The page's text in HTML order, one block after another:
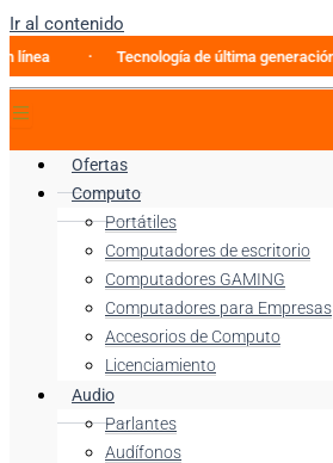
Ir al contenido
Tecnología de última generación
Ofertas
Computo
Portátiles
Computadores de escritorio
Computadores GAMING
Computadores para Empresas
Accesorios de Computo
Licenciamiento
Audio
Parlantes
Audífonos